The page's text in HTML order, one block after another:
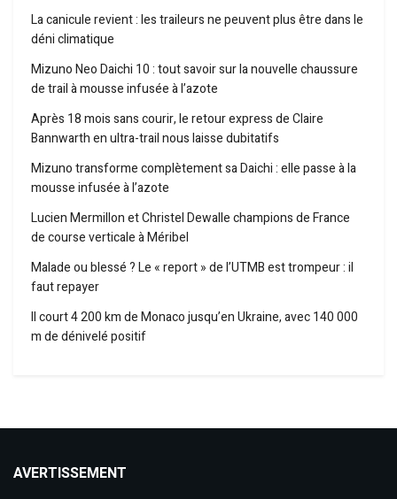
La canicule revient : les traileurs ne peuvent plus être dans le
déni climatique
Mizuno Neo Daichi 10 : tout savoir sur la nouvelle chaussure
de trail à mousse infusée à l’azote
Après 18 mois sans courir, le retour express de Claire
Bannwarth en ultra-trail nous laisse dubitatifs
Mizuno transforme complètement sa Daichi : elle passe à la
mousse infusée à l’azote
Lucien Mermillon et Christel Dewalle champions de France
de course verticale à Méribel
Malade ou blessé ? Le « report » de l’UTMB est trompeur : il
faut repayer
Il court 4 200 km de Monaco jusqu’en Ukraine, avec 140 000
m de dénivelé positif
AVERTISSEMENT